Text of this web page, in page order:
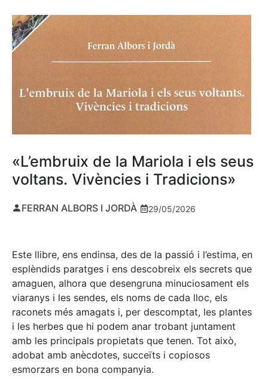
«L’embruix de la Mariola i els seus
voltans. Vivències i Tradicions»
FERRAN ALBORS I JORDÀ 29/05/2026
Este llibre, ens endinsa, des de la passió i l’estima, en
esplèndids paratges i ens descobreix els secrets que
amaguen, alhora que desengruna minuciosament els
viaranys i les sendes, els noms de cada lloc, els
raconets més amagats i, per descomptat, les plantes
i les herbes que hi podem anar trobant juntament
amb les principals propietats que tenen. Tot això,
adobat amb anècdotes, succeïts i copiosos
esmorzars en bona companyia.